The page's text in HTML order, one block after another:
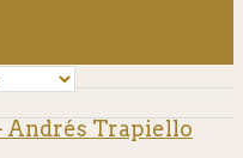
Andrés Trapiello